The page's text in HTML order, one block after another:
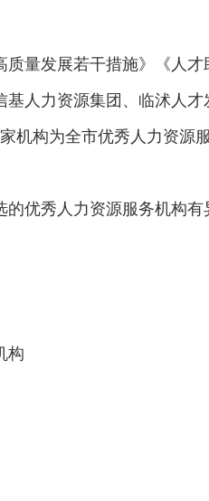
量发展若干措施》《人
人力资源集团、临沭人
机构为全市优秀人力资源
优秀人力资源服务机构
构